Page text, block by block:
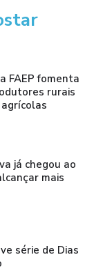
FAEP fomenta
rurais
já chegou ao
mais
série de Dias